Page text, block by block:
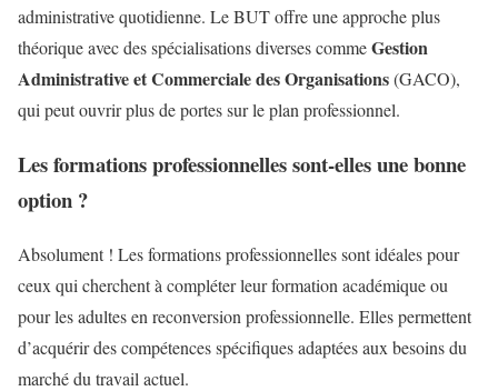
administrative quotidienne. Le BUT offre une approche plus
théorique avec des spécialisations diverses commeGestion
Administrative et Commerciale des Organisations(GACO),
qui peut ouvrir plus de portes sur le plan professionnel.
Les formations professionnelles sont-elles une bonne
option ?
Absolument ! Les formations professionnelles sont idéales pour
ceux qui cherchent à compléter leur formation académique ou
pour les adultes en reconversion professionnelle. Elles permettent
d’acquérir des compétences spécifiques adaptées aux besoins du
marché du travail actuel.